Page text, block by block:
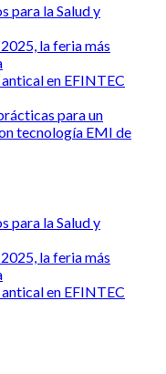
para la Salud y
la feria más
en EFINTEC
para un
tecnología EMI de
para la Salud y
la feria más
en EFINTEC